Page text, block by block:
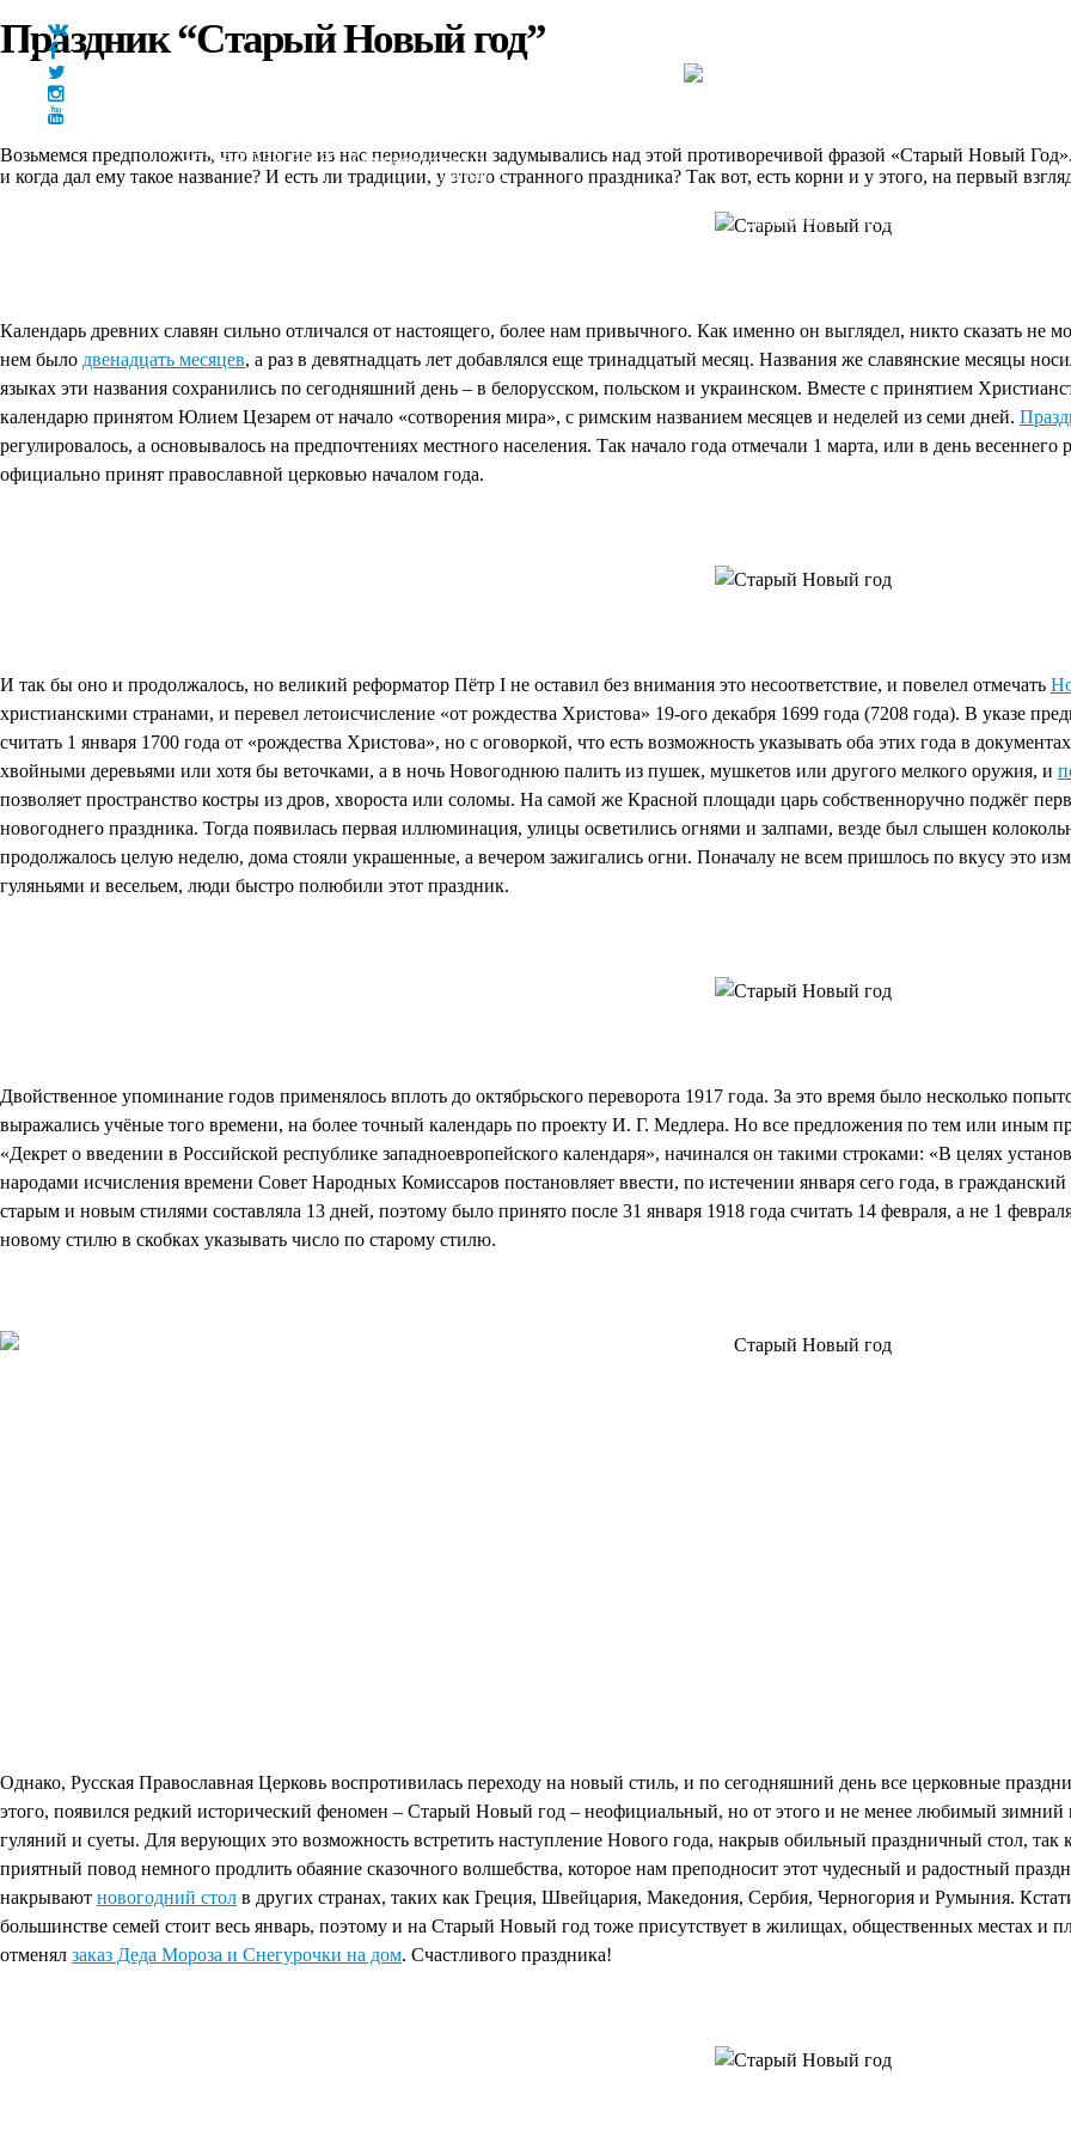
+7(966)335-55-37Круглосуточно
Главная
Дед Мороз
VIP Дед
Праздник “Старый Новый год”
Возьмемся предположить, что многие из нас периодически задумывались над этой противоречивой фразой «Старый Новый Год».
и когда дал ему такое название? И есть ли традиции, у этого странного праздника? Так вот, есть корни и у этого, на первый
Календарь древних славян сильно отличался от настоящего, более нам привычного. Как именно он выглядел, никто сказать не
нем было двенадцать месяцев, а раз в девятнадцать лет добавлялся еще тринадцатый месяц. Названия же славянские месяцы
языках эти названия сохранились по сегодняшний день – в белорусском, польском и украинском. Вместе с принятием
календарю принятом Юлием Цезарем от начало «сотворения мира», с римским названием месяцев и неделей из семи дней.
регулировалось, а основывалось на предпочтениях местного населения. Так начало года отмечали 1 марта, или в день
официально принят православной церковью началом года.
И так бы оно и продолжалось, но великий реформатор Пётр I не оставил без внимания это несоответствие, и повелел отмечать
христианскими странами, и перевел летоисчисление «от рождества Христова» 19-ого декабря 1699 года (7208 года). В указе
считать 1 января 1700 года от «рождества Христова», но с оговоркой, что есть возможность указывать оба этих года в
хвойными деревьями или хотя бы веточками, а в ночь Новогоднюю палить из пушек, мушкетов или другого мелкого оружия, и
позволяет пространство костры из дров, хвороста или соломы. На самой же Красной площади царь собственноручно поджёг
новогоднего праздника. Тогда появилась первая иллюминация, улицы осветились огнями и залпами, везде был слышен
продолжалось целую неделю, дома стояли украшенные, а вечером зажигались огни. Поначалу не всем пришлось по вкусу это
гуляньями и весельем, люди быстро полюбили этот праздник.
Двойственное упоминание годов применялось вплоть до октябрьского переворота 1917 года. За это время было несколько
выражались учёные того времени, на более точный календарь по проекту И. Г. Медлера. Но все предложения по тем или иным
«Декрет о введении в Российской республике западноевропейского календаря», начинался он такими строками: «В целях
народами исчисления времени Совет Народных Комиссаров постановляет ввести, по истечении января сего года, в
старым и новым стилями составляла 13 дней, поэтому было принято после 31 января 1918 года считать 14 февраля, а не 1
новому стилю в скобках указывать число по старому стилю.
Однако, Русская Православная Церковь воспротивилась переходу на новый стиль, и по сегодняшний день все церковные
этого, появился редкий исторический феномен – Старый Новый год – неофициальный, но от этого и не менее любимый
гуляний и суеты. Для верующих это возможность встретить наступление Нового года, накрыв обильный праздничный стол, так
приятный повод немного продлить обаяние сказочного волшебства, которое нам преподносит этот чудесный и радостный
накрывают новогодний стол в других странах, таких как Греция, Швейцария, Македония, Сербия, Черногория и Румыния.
большинстве семей стоит весь январь, поэтому и на Старый Новый год тоже присутствует в жилищах, общественных местах
отменял заказ Деда Мороза и Снегурочки на дом. Счастливого праздника!